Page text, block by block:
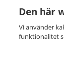
Den här
Vi använder
funktionalitet